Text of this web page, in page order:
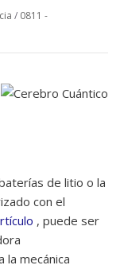
/ 0811 -
de litio o la
con el
, puede ser
la mecánica